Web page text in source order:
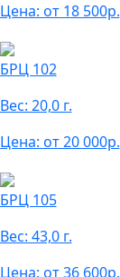
Цена: от 18 500р.
БРЦ 102
Вес: 20,0 г.
Цена: от 20 000р.
БРЦ 105
Вес: 43,0 г.
Цена: от 36 600р.